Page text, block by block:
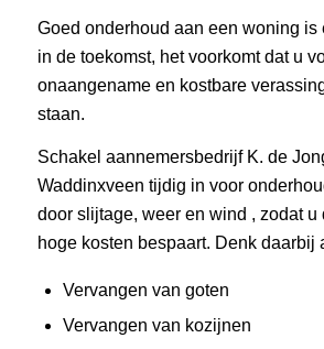
Goed onderhoud aan een woning is
in de toekomst, het voorkomt dat u
onaangename en kostbare
staan.
Schakel aannemersbedrijf K. de
Waddinxveen tijdig in voor
door slijtage, weer en wind , zodat u
hoge kosten bespaart. Denk daarbij
Vervangen van goten
Vervangen van kozijnen